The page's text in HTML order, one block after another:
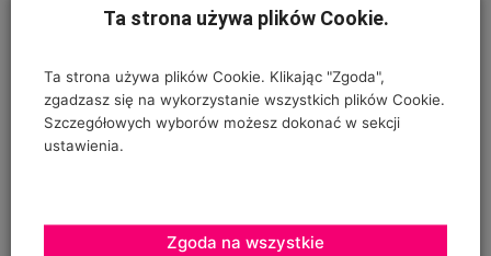
Ta strona używa plików Cookie.
Ta strona używa plików Cookie. Klikając "Zgoda",
zgadzasz się na wykorzystanie wszystkich plików Cookie.
Szczegółowych wyborów możesz dokonać w sekcji
ustawienia.
Zgoda na wszystkie